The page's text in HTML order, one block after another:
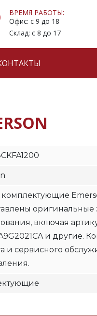
ВРЕМЯ РАБОТЫ:
Офис: с 9 до 18
Склад: с 8 до 17
включая
и другие.
и сервисного